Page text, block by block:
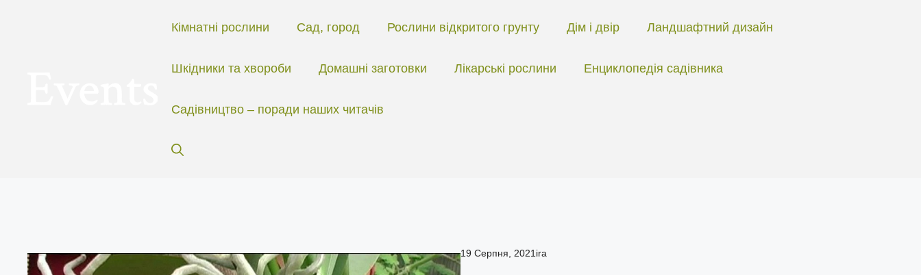
Кімнатні рослини Сад, город Рослини відкритого грунту Дім і двір Ландшафтний дизайн
Шкідники та хвороби Домашні заготовки Лікарські рослини Енциклопедія садівника
Садівництво – поради наших читачів
19 Серпня, 2021 ira